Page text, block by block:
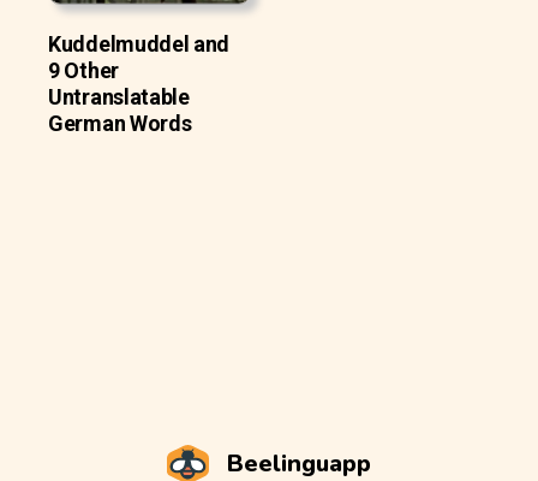
Kuddelmuddel and
9 Other
Untranslatable
German Words
Beelinguapp